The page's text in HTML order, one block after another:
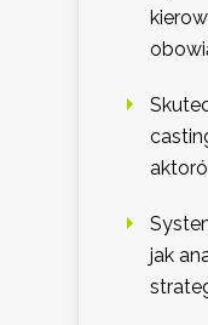
jak